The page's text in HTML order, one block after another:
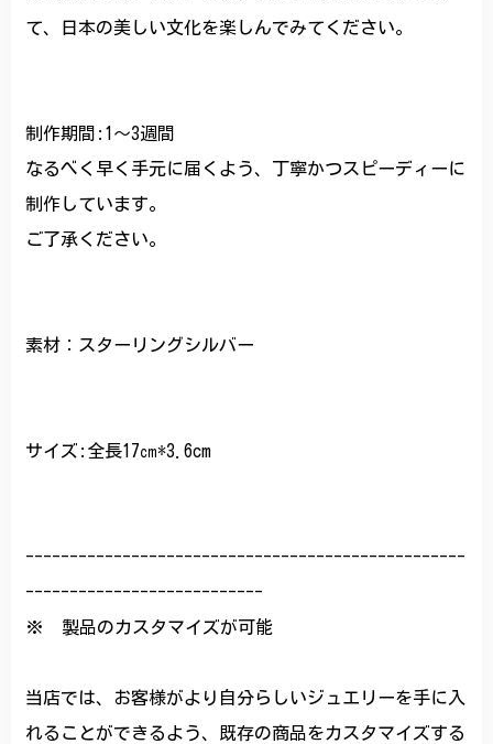
て、日本の美しい文化を楽しんでみてください。
制作期間:1〜3週間
なるべく早く手元に届くよう、丁寧かつスピーディーに
制作しています。
ご了承ください。
素材：スターリングシルバー
サイズ:全長17㎝*3.6cm
--------------------------------------------------
---------------------------
※ 製品のカスタマイズが可能
当店では、お客様がより自分らしいジュエリーを手に入
れることができるよう、既存の商品をカスタマイズする